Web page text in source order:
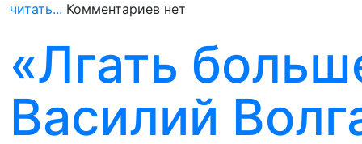
читать... Комментариев нет
«Лгать
Василий